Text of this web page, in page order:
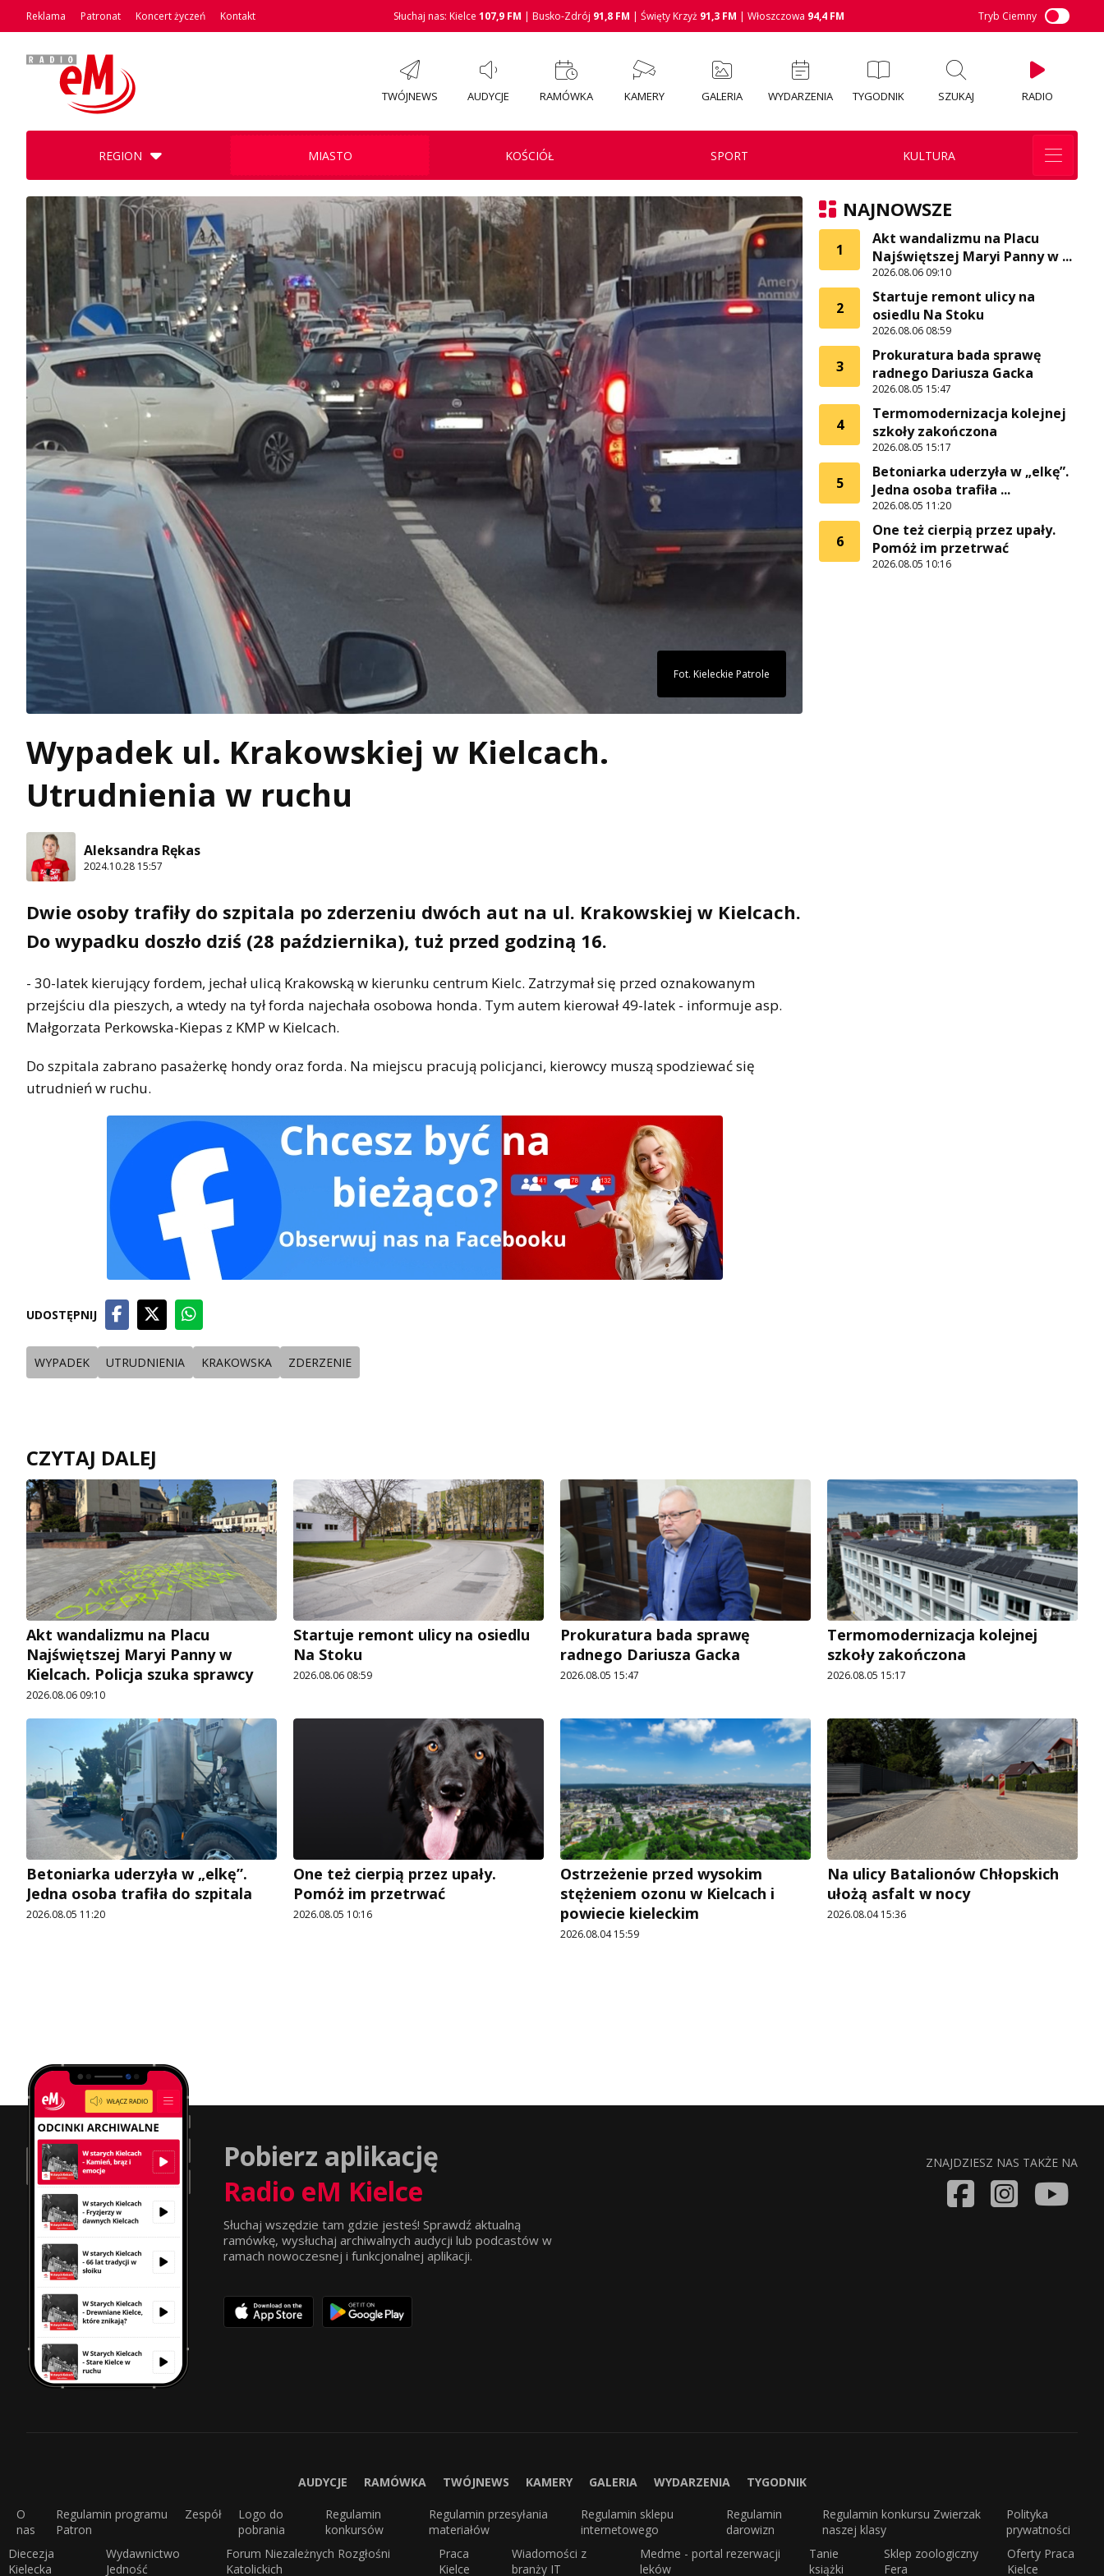
Reklama Patronat Koncert życzeń Kontakt Słuchaj nas: Kielce 107,9 FM | Busko-Zdrój 91,8 FM | Święty Krzyż 91,3 FM | Włoszczowa 94,4 FM Tryb Ciemny
TWÓJNEWS AUDYCJE RAMÓWKA KAMERY GALERIA WYDARZENIA TYGODNIK SZUKAJ RADIO
REGION MIASTO KOŚCIÓŁ SPORT KULTURA
Fot. Kieleckie Patrole
Wypadek ul. Krakowskiej w Kielcach.
Utrudnienia w ruchu
Aleksandra Rękas
2024.10.28 15:57
Dwie osoby trafiły do szpitala po zderzeniu dwóch aut na ul. Krakowskiej w Kielcach.
Do wypadku doszło dziś (28 października), tuż przed godziną 16.
- 30-latek kierujący fordem, jechał ulicą Krakowską w kierunku centrum Kielc. Zatrzymał się przed oznakowanym
przejściu dla pieszych, a wtedy na tył forda najechała osobowa honda. Tym autem kierował 49-latek - informuje asp.
Małgorzata Perkowska-Kiepas z KMP w Kielcach.
Do szpitala zabrano pasażerkę hondy oraz forda. Na miejscu pracują policjanci, kierowcy muszą spodziewać się
utrudnień w ruchu.
UDOSTĘPNIJ
WYPADEK UTRUDNIENIA KRAKOWSKA ZDERZENIE
NAJNOWSZE
1
Akt wandalizmu na Placu
Najświętszej Maryi Panny w ...
2026.08.06 09:10
2
Startuje remont ulicy na
osiedlu Na Stoku
2026.08.06 08:59
3
Prokuratura bada sprawę
radnego Dariusza Gacka
2026.08.05 15:47
4
Termomodernizacja kolejnej
szkoły zakończona
2026.08.05 15:17
5
Betoniarka uderzyła w „elkę”.
Jedna osoba trafiła ...
2026.08.05 11:20
6
One też cierpią przez upały.
Pomóż im przetrwać
2026.08.05 10:16
CZYTAJ DALEJ
Akt wandalizmu na Placu
Najświętszej Maryi Panny w
Kielcach. Policja szuka sprawcy
2026.08.06 09:10
Startuje remont ulicy na osiedlu
Na Stoku
2026.08.06 08:59
Prokuratura bada sprawę
radnego Dariusza Gacka
2026.08.05 15:47
Termomodernizacja kolejnej
szkoły zakończona
2026.08.05 15:17
Betoniarka uderzyła w „elkę”.
Jedna osoba trafiła do szpitala
2026.08.05 11:20
One też cierpią przez upały.
Pomóż im przetrwać
2026.08.05 10:16
Ostrzeżenie przed wysokim
stężeniem ozonu w Kielcach i
powiecie kieleckim
2026.08.04 15:59
Na ulicy Batalionów Chłopskich
ułożą asfalt w nocy
2026.08.04 15:36
Pobierz aplikację
Radio eM Kielce
Słuchaj wszędzie tam gdzie jesteś! Sprawdź aktualną
ramówkę, wysłuchaj archiwalnych audycji lub podcastów w
ramach nowoczesnej i funkcjonalnej aplikacji.
ZNAJDZIESZ NAS TAKŻE NA
AUDYCJE RAMÓWKA TWÓJNEWS KAMERY GALERIA WYDARZENIA TYGODNIK
O
nas
Regulamin programu
Patron
Zespół
Logo do
pobrania
Regulamin
konkursów
Regulamin przesyłania
materiałów
Regulamin sklepu
internetowego
Regulamin
darowizn
Regulamin konkursu Zwierzak
naszej klasy
Polityka
prywatności
Diecezja
Kielecka
Wydawnictwo
Jedność
Forum Niezależnych Rozgłośni
Katolickich
Praca
Kielce
Wiadomości z
branży IT
Medme - portal rezerwacji
leków
Tanie
książki
Sklep zoologiczny
Fera
Oferty Praca
Kielce